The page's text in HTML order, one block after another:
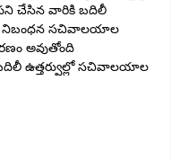
పని చేసిన వారికి బదిలీ
ఈ నిబంధన సచివాలయాల
అవుతోంది
ఉత్తర్వుల్లో సచివాలయాల